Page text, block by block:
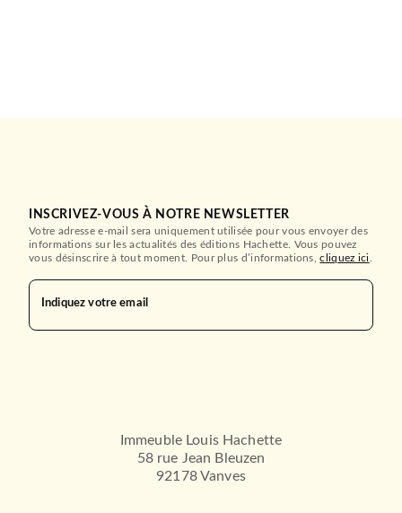
INSCRIVEZ-VOUS À NOTRE NEWSLETTER
Votre adresse e-mail sera uniquement utilisée pour vous envoyer des
informations sur les actualités des éditions Hachette. Vous pouvez
vous désinscrire à tout moment. Pour plus d’informations,cliquez ici
Indiquez votre email
Immeuble Louis Hachette
58 rue Jean Bleuzen
92178 Vanves